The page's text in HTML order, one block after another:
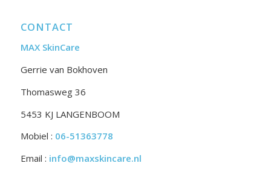
CONTACT
MAX SkinCare
Gerrie van Bokhoven
Thomasweg 36
5453 KJ LANGENBOOM
Mobiel : 06-51363778
Email : info@maxskincare.nl